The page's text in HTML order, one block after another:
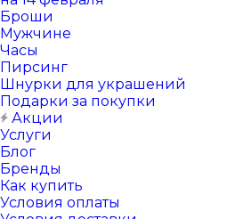
Броши
Мужчине
Часы
Пирсинг
Шнурки для украшений
Подарки за покупки
Акции
Услуги
Блог
Бренды
Как купить
Условия оплаты